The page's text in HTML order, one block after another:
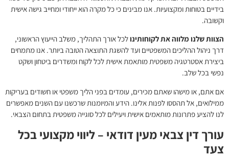
בידיים בטוחות ומקצועיות. אנו מבינים כי כל מקרה הוא ייחודי ומחייב גישה אישית
וקשובה.
הצוות שלנו מלווה את לקוחותינולכל אורך התהליך, משלב הייעוץ הראשוני,
דרך ניהול ההליכים המשפטיים ועד להשגת התוצאה הטובה ביותר. אנו מתמחים
ביצירת אסטרטגיה משפטית מותאמת אישית לכל לקוח ומשדרים ביטחון ושקט
נפשי בכל שלב.
אם אתם, או מישהו שאתם מכירים, עומדים בפני הליך משפטי או חשודים בעריקות
ממילואים, אל תהססו לפנות אלינו. הידע והמיומנות שרכשנו עם השנים מאפשרים
לנו להציע פתרונות מותאמים אישית ויעילים לכל סוגייה משפטית בתחום הצבאי.
עורך דין צבאי מעין דודאי – ליווי מקצועי בכל
צעד